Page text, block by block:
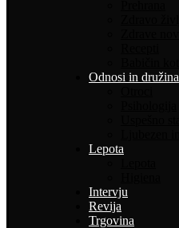
Odnosi in družina
Lepota
Intervju
Revija
Trgovina